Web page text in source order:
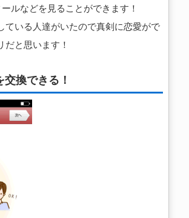
ルなどを見ることができます！
ている人達がいたので真剣に恋愛がで
と思います！
換できる！